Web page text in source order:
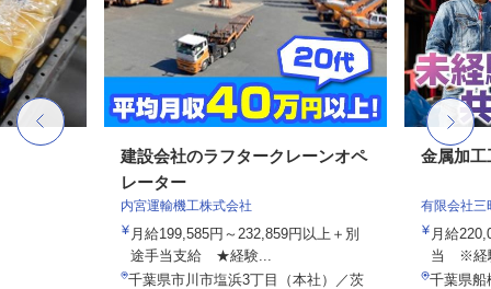
建設会社のラフタークレーンオペ
レーター
内宮運輸機工株式会社
月給199,585円～232,859円以上＋別
途手当支給 ★経験...
千葉県市川市塩浜3丁目（本社）／茨
金属加工
有限会社三
月給
当 ※経
千葉県船